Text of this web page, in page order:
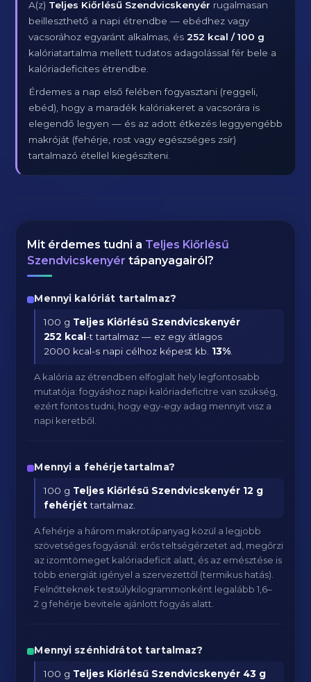
A(z) Teljes Kiőrlésű Szendvicskenyér rugalmasan
beilleszthető a napi étrendbe — ebédhez vagy
vacsorához egyaránt alkalmas, és252 kcal / 100 g
kalóriatartalma mellett tudatos adagolással fér bele a
kalóriadeficites étrendbe.
Érdemes a nap első felében fogyasztani (reggeli,
ebéd), hogy a maradék kalóriakeret a vacsorára is
elegendő legyen — és az adott étkezés leggyengébb
makróját (fehérje, rost vagy egészséges zsír)
tartalmazó étellel kiegészíteni.
Mit érdemes tudni a Teljes Kiőrlésű
Szendvicskenyér tápanyagairól?
Mennyi kalóriát tartalmaz?
100 g Teljes Kiőrlésű Szendvicskenyér
252 kcal-t tartalmaz — ez egy átlagos
2000 kcal-s napi célhoz képest kb. 13%
A kalória az étrendben elfoglalt hely legfontosabb
mutatója: fogyáshoz napi kalóriadeficitre van szükség,
ezért fontos tudni, hogy egy-egy adag mennyit visz a
napi keretből.
Mennyi a fehérjetartalma?
100 g Teljes Kiőrlésű Szendvicskenyér 12 g
fehérjéttartalmaz.
A fehérje a három makrotápanyag közül a legjobb
szövetséges fogyásnál: erős teltségérzetet ad, megőrzi
az izomtömeget kalóriadeficit alatt, és az emésztése is
több energiát igényel a szervezettől (termikus hatás).
Felnőtteknek testsúlykilogrammonként legalább 1,6–
2 g fehérje bevitele ajánlott fogyás alatt.
Mennyi szénhidrátot tartalmaz?
100 g Teljes Kiőrlésű Szendvicskenyér 43 g